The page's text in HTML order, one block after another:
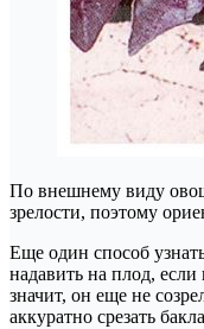
По внешнему виду
зрелости, поэтому
Еще один способ
надавить на плод,
значит, он еще не
аккуратно срезать